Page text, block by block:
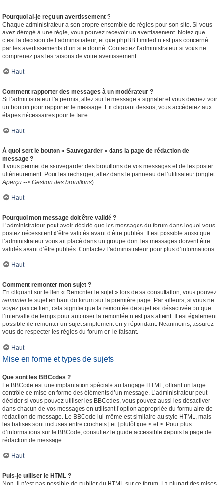
Pourquoi ai-je reçu un avertissement ?
Chaque administrateur a son propre ensemble de règles pour son site. Si vous
avez dérogé à une règle, vous pouvez recevoir un avertissement. Notez que
c’est la décision de l’administrateur, et que phpBB Limited n’est pas concerné
par les avertissements d’un site donné. Contactez l’administrateur si vous ne
comprenez pas les raisons de votre avertissement.
Haut
Comment rapporter des messages à un modérateur ?
Si l’administrateur l’a permis, allez sur le message à signaler et vous devriez voir
un bouton pour rapporter le message. En cliquant dessus, vous accéderez aux
étapes nécessaires pour le faire.
Haut
À quoi sert le bouton « Sauvegarder » dans la page de rédaction de
message ?
Il vous permet de sauvegarder des brouillons de vos messages et de les poster
ultérieurement. Pour les recharger, allez dans le panneau de l’utilisateur (onglet
Aperçu --> Gestion des brouillons).
Haut
Pourquoi mon message doit être validé ?
L’administrateur peut avoir décidé que les messages du forum dans lequel vous
postez nécessitent d’être validés avant d’être publiés. Il est possible aussi que
l’administrateur vous ait placé dans un groupe dont les messages doivent être
validés avant d’être publiés. Contactez l’administrateur pour plus d’informations.
Haut
Comment remonter mon sujet ?
En cliquant sur le lien « Remonter le sujet » lors de sa consultation, vous pouvez
remonterle sujet en haut du forum sur la première page. Par ailleurs, si vous ne
voyez pas ce lien, cela signifie que la remontée de sujet est désactivée ou que
l’intervalle de temps pour autoriser la remontée n’est pas atteint. Il est également
possible de remonter un sujet simplement en y répondant. Néanmoins, assurez-
vous de respecter les règles du forum en le faisant.
Haut
Mise en forme et types de sujets
Que sont les BBCodes ?
Le BBCode est une implantation spéciale au langage HTML, offrant un large
contrôle de mise en forme des éléments d’un message. L’administrateur peut
décider si vous pouvez utiliser les BBCodes, vous pouvez aussi les désactiver
dans chacun de vos messages en utilisant l’option appropriée du formulaire de
rédaction de message. Le BBCode lui-même est similaire au style HTML, mais
les balises sont incluses entre crochets [ et ] plutôt que < et >. Pour plus
d’informations sur le BBCode, consultez le guide accessible depuis la page de
rédaction de message.
Haut
Puis-je utiliser le HTML ?
Non, il n’est pas possible de publier du HTML sur ce forum. La plupart des mises